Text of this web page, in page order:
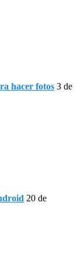
hacer fotos 3 de
20 de